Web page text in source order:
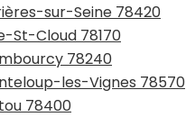
sur-Seine 78420
St-Cloud 78170
78240
les-Vignes 78570
78400